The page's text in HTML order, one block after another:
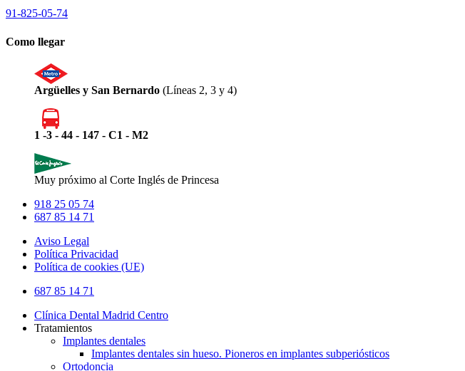
91-825-05-74
Como llegar
Argüelles y San Bernardo (Líneas 2, 3 y 4)
1 -3 - 44 - 147 - C1 - M2
Muy próximo al Corte Inglés de Princesa
918 25 05 74
687 85 14 71
Aviso Legal
Política Privacidad
Política de cookies (UE)
Close
687 85 14 71
Clínica Dental Madrid Centro
Tratamientos
Implantes dentales
Implantes dentales sin hueso. Pioneros en implantes subperiósticos
Ortodoncia